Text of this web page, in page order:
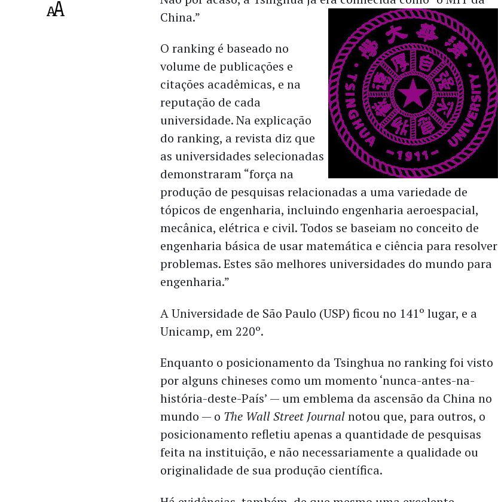
China.”
O ranking é baseado no
volume de publicações e
citações acadêmicas, e na
reputação de cada
universidade. Na explicação
do ranking, a revista diz que
as universidades selecionadas
demonstraram “força na
produção de pesquisas relacionadas a uma variedade de
tópicos de engenharia, incluindo engenharia aeroespacial,
mecânica, elétrica e civil. Todos se baseiam no conceito de
engenharia básica de usar matemática e ciência para resolver
problemas. Estes são melhores universidades do mundo para
engenharia.”
A Universidade de São Paulo (USP) ficou no 141º lugar, e a
Unicamp, em 220º.
Enquanto o posicionamento da Tsinghua no ranking foi visto
por alguns chineses como um momento ‘nunca-antes-na-
história-deste-País’ — um emblema da ascensão da China no
mundo — o The Wall Street Journalnotou que, para outros, o
posicionamento refletiu apenas a quantidade de pesquisas
feita na instituição, e não necessariamente a qualidade ou
originalidade de sua produção científica.